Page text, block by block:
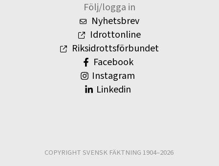
Följ/logga in
Nyhetsbrev
Idrottonline
Riksidrottsförbundet
Facebook
Instagram
Linkedin
COPYRIGHT SVENSK FÄKTNING 1904–2026